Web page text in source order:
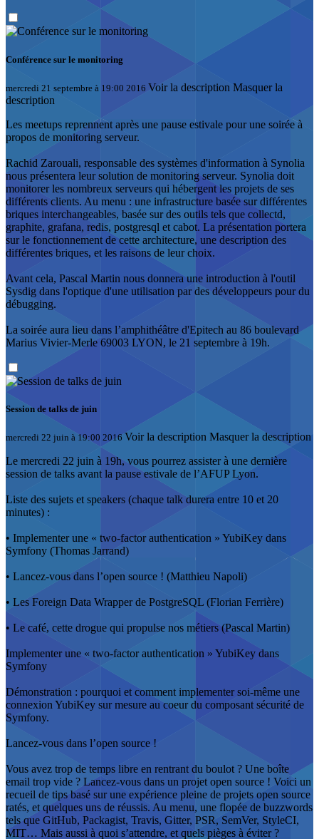
Conférence sur le monitoring
mercredi 21 septembre à 19:00 2016 Voir la description Masquer la
description
Les meetups reprennent après une pause estivale pour une soirée à
propos de monitoring serveur.
Rachid Zarouali, responsable des systèmes d'information à Synolia
nous présentera leur solution de monitoring serveur. Synolia doit
monitorer les nombreux serveurs qui hébergent les projets de ses
différents clients. Au menu : une infrastructure basée sur différentes
briques interchangeables, basée sur des outils tels que collectd,
graphite, grafana, redis, postgresql et cabot. La présentation portera
sur le fonctionnement de cette architecture, une description des
différentes briques, et les raisons de leur choix.
Avant cela, Pascal Martin nous donnera une introduction à l'outil
Sysdig dans l'optique d'une utilisation par des développeurs pour du
débugging.
La soirée aura lieu dans l’amphithéâtre d'Epitech au 86 boulevard
Marius Vivier-Merle 69003 LYON, le 21 septembre à 19h.
Session de talks de juin
mercredi 22 juin à 19:00 2016 Voir la description Masquer la description
Le mercredi 22 juin à 19h, vous pourrez assister à une dernière
session de talks avant la pause estivale de l’AFUP Lyon.
Liste des sujets et speakers (chaque talk durera entre 10 et 20
minutes) :
• Implementer une « two-factor authentication » YubiKey dans
Symfony (Thomas Jarrand)
• Lancez-vous dans l’open source ! (Matthieu Napoli)
• Les Foreign Data Wrapper de PostgreSQL (Florian Ferrière)
• Le café, cette drogue qui propulse nos métiers (Pascal Martin)
Implementer une « two-factor authentication » YubiKey dans
Symfony
Démonstration : pourquoi et comment implementer soi-même une
connexion YubiKey sur mesure au coeur du composant sécurité de
Symfony.
Lancez-vous dans l’open source !
Vous avez trop de temps libre en rentrant du boulot ? Une boîte
email trop vide ? Lancez-vous dans un projet open source ! Voici un
recueil de tips basé sur une expérience pleine de projets open source
ratés, et quelques uns de réussis. Au menu, une flopée de buzzwords
tels que GitHub, Packagist, Travis, Gitter, PSR, SemVer, StyleCI,
MIT… Mais aussi à quoi s’attendre, et quels pièges à éviter ?